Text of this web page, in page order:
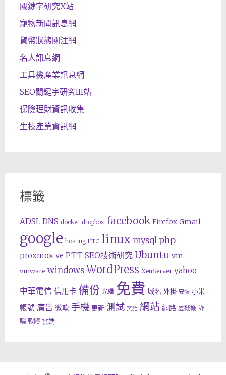
關鍵字研究X站
寵物新聞訊息網
貨幣狀態關注網
名人訊息網
工具機產業訊息網
SEO關鍵字研究III站
保險理財資訊收集
生技產業資訊網
標籤
ADSL DNS docker dropbox facebook Firefox Gmail
google hosting HTC linux mysql php
proxmox ve PTT SEO技術研究 Ubuntu vm
vmware windows WordPress XenServer yahoo
中華電信 信用卡 備份 光纖 免費 域名 外掛 安裝 小米
帳號 廣告 微軟 手機 更新 測試 笑話 網站 網路 虛擬機 詐
騙 軟體 雲端